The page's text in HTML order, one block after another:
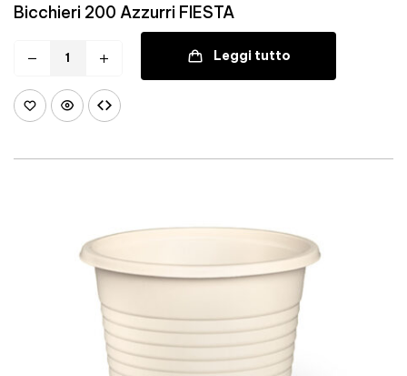
Bicchieri 200 Azzurri FIESTA
Leggi tutto